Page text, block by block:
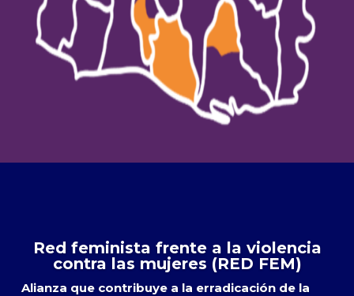
Red feminista frente a la violencia
contra las mujeres (RED FEM)
Alianza que contribuye a la erradicación de la